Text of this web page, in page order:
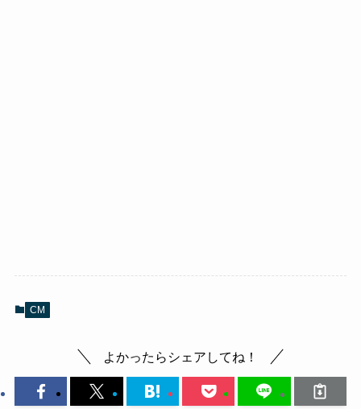
CM
よかったらシェアしてね！